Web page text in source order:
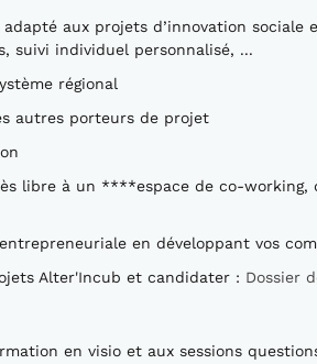
aux projets d’innovation
suivi individuel personnalisé, ...
régional
autres porteurs de projet
libre à un ****espace de co-working,
en développant vos
Alter'Incub et candidater : Dossier
en visio et aux sessions questions